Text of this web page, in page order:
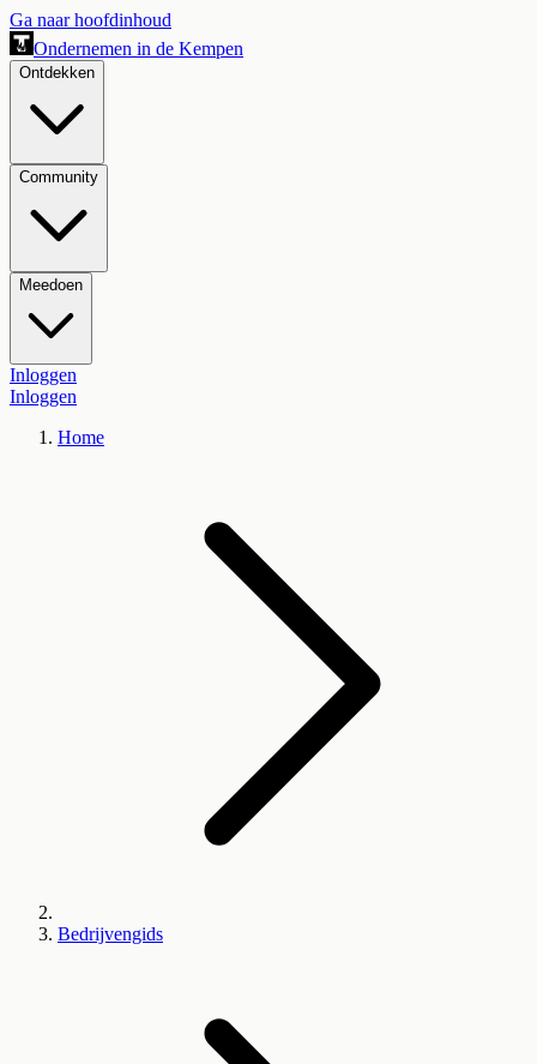
Ga naar hoofdinhoud
Ondernemen in de Kempen
Ontdekken
Community
Meedoen
Inloggen
Inloggen
Home
Bedrijvengids